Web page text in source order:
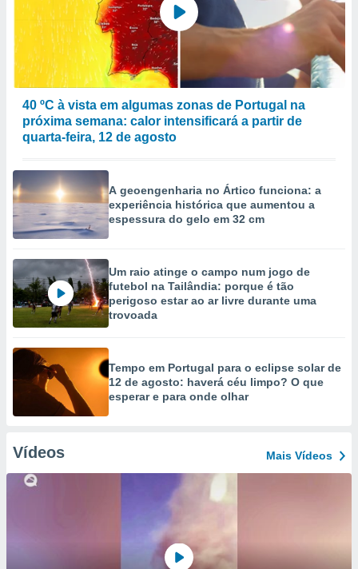
40 ºC à vista em algumas zonas de Portugal na
próxima semana: calor intensificará a partir de
quarta-feira, 12 de agosto
A geoengenharia no Ártico funciona: a
experiência histórica que aumentou a
espessura do gelo em 32 cm
Um raio atinge o campo num jogo de
futebol na Tailândia: porque é tão
perigoso estar ao ar livre durante uma
trovoada
Tempo em Portugal para o eclipse solar de
12 de agosto: haverá céu limpo? O que
esperar e para onde olhar
Vídeos Mais Vídeos